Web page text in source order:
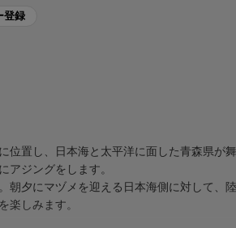
登録
位置し、日本海と太平洋に面した青森県が
アジングをします。
夕にマヅメを迎える日本海側に対して、
楽しみます。